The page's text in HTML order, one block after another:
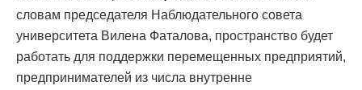
словам председателя Наблюдательного совета
университета Вилена Фаталова, пространство будет
работать для поддержки перемещенных предприятий,
предпринимателей из числа внутренне